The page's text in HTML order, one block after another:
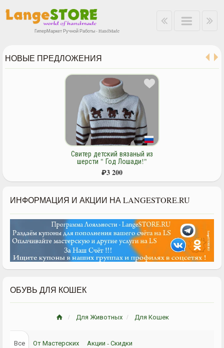
ГиперМаркет Ручной Работы - HandMade
НОВЫЕ ПРЕДЛОЖЕНИЯ
Свитер детский из шерсти
"Стильный".
ИНФОРМАЦИЯ И АКЦИИ НА LANGESTORE.RU
ОБУВЬ ДЛЯ КОШЕК
Для Животных Для Кошек
Все От Мастерских Акции - Скидки